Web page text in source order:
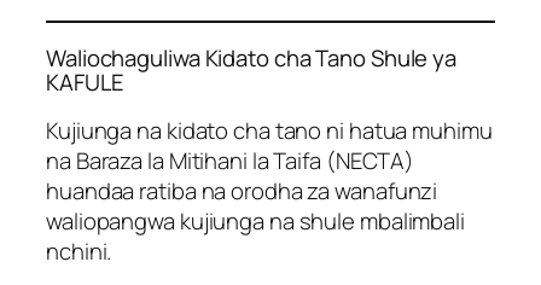
Waliochaguliwa Kidato cha Tano Shule ya
KAFULE
Kujiunga na kidato cha tano ni hatua muhimu
na Baraza la Mitihani la Taifa (NECTA)
huandaa ratiba na orodha za wanafunzi
waliopangwa kujiunga na shule mbalimbali
nchini.